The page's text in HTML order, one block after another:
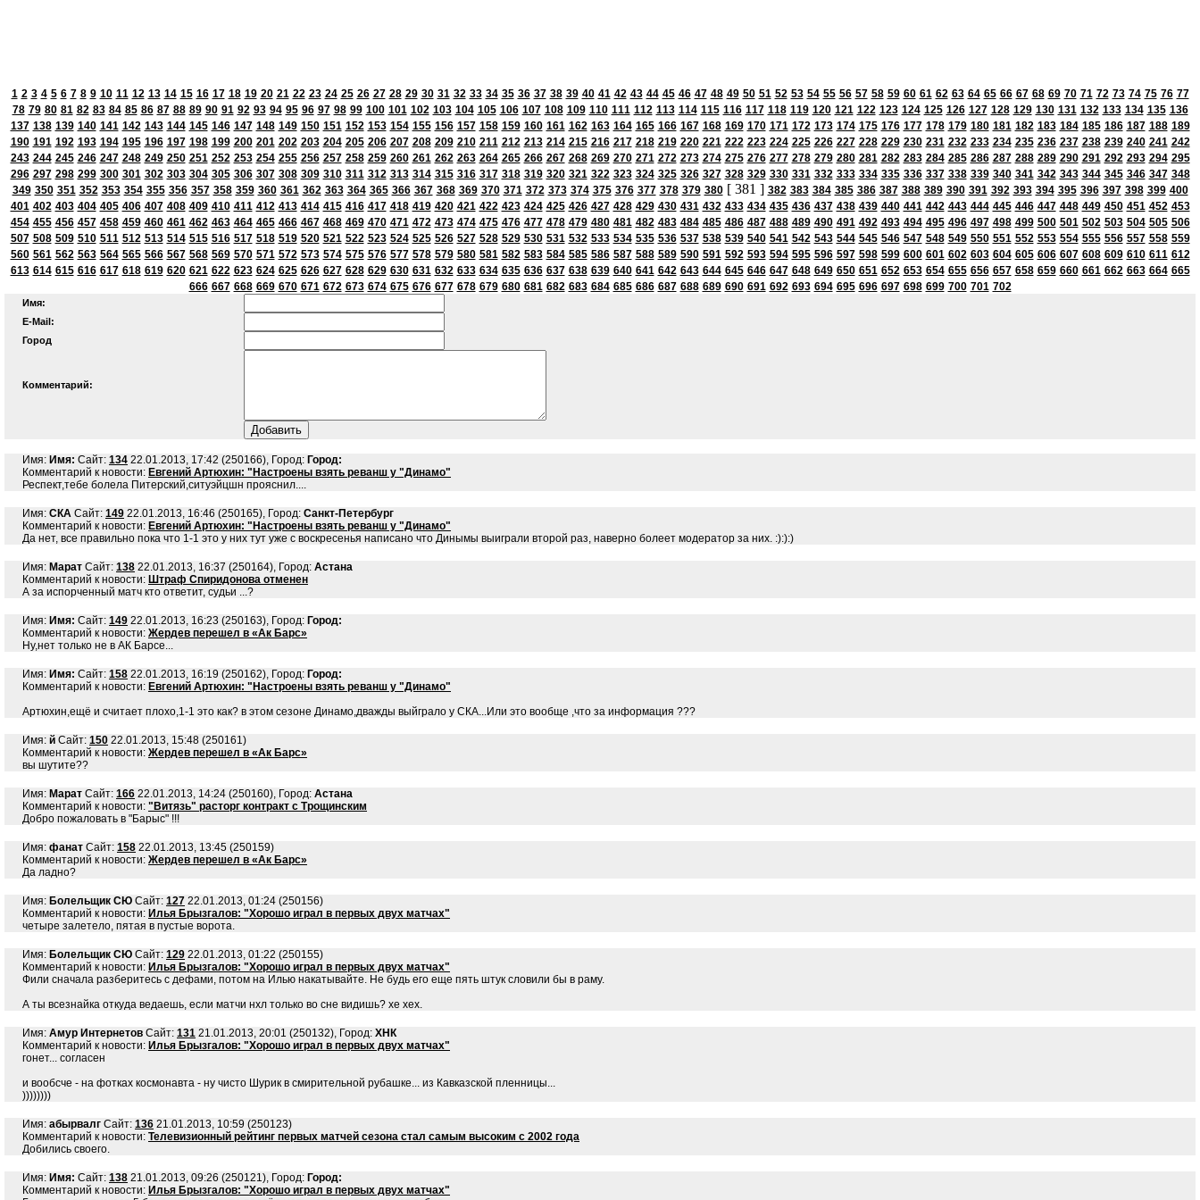
1 2 3 4 5 6 7 8 9 10 11 12 13 14 15 16 17 18 19 20 21 22 23 24 25 26 27 28 29 30 31 32 33 34 35 36 37 38 39 40 41 42 43 44 45 46 47 48 49 50 51 52 53 54 55 56 57 58 59 60 61 62 63 64 65 66 67 68 69 70 71 72 73 74 75 76 77
78 79 80 81 82 83 84 85 86 87 88 89 90 91 92 93 94 95 96 97 98 99 100 101 102 103 104 105 106 107 108 109 110 111 112 113 114 115 116 117 118 119 120 121 122 123 124 125 126 127 128 129 130 131 132 133 134 135 136
137 138 139 140 141 142 143 144 145 146 147 148 149 150 151 152 153 154 155 156 157 158 159 160 161 162 163 164 165 166 167 168 169 170 171 172 173 174 175 176 177 178 179 180 181 182 183 184 185 186 187 188 189
190 191 192 193 194 195 196 197 198 199 200 201 202 203 204 205 206 207 208 209 210 211 212 213 214 215 216 217 218 219 220 221 222 223 224 225 226 227 228 229 230 231 232 233 234 235 236 237 238 239 240 241 242
243 244 245 246 247 248 249 250 251 252 253 254 255 256 257 258 259 260 261 262 263 264 265 266 267 268 269 270 271 272 273 274 275 276 277 278 279 280 281 282 283 284 285 286 287 288 289 290 291 292 293 294 295
296 297 298 299 300 301 302 303 304 305 306 307 308 309 310 311 312 313 314 315 316 317 318 319 320 321 322 323 324 325 326 327 328 329 330 331 332 333 334 335 336 337 338 339 340 341 342 343 344 345 346 347 348
349 350 351 352 353 354 355 356 357 358 359 360 361 362 363 364 365 366 367 368 369 370 371 372 373 374 375 376 377 378 379 380[ 381 ] 382 383 384 385 386 387 388 389 390 391 392 393 394 395 396 397 398 399 400
401 402 403 404 405 406 407 408 409 410 411 412 413 414 415 416 417 418 419 420 421 422 423 424 425 426 427 428 429 430 431 432 433 434 435 436 437 438 439 440 441 442 443 444 445 446 447 448 449 450 451 452 453
454 455 456 457 458 459 460 461 462 463 464 465 466 467 468 469 470 471 472 473 474 475 476 477 478 479 480 481 482 483 484 485 486 487 488 489 490 491 492 493 494 495 496 497 498 499 500 501 502 503 504 505 506
507 508 509 510 511 512 513 514 515 516 517 518 519 520 521 522 523 524 525 526 527 528 529 530 531 532 533 534 535 536 537 538 539 540 541 542 543 544 545 546 547 548 549 550 551 552 553 554 555 556 557 558 559
560 561 562 563 564 565 566 567 568 569 570 571 572 573 574 575 576 577 578 579 580 581 582 583 584 585 586 587 588 589 590 591 592 593 594 595 596 597 598 599 600 601 602 603 604 605 606 607 608 609 610 611 612
613 614 615 616 617 618 619 620 621 622 623 624 625 626 627 628 629 630 631 632 633 634 635 636 637 638 639 640 641 642 643 644 645 646 647 648 649 650 651 652 653 654 655 656 657 658 659 660 661 662 663 664 665
666 667 668 669 670 671 672 673 674 675 676 677 678 679 680 681 682 683 684 685 686 687 688 689 690 691 692 693 694 695 696 697 698 699 700 701 702
Имя:
E-Mail:
Город
Комментарий:
Имя: Имя: Сайт: 134 22.01.2013, 17:42 (250166), Город: Город:
Комментарий к новости: Евгений Артюхин: "Настроены взять реванш у "Динамо"
Респект,тебе болела Питерский,ситуэйцшн прояснил....
Имя: СКА Сайт: 149 22.01.2013, 16:46 (250165), Город: Санкт-Петербург
Комментарий к новости: Евгений Артюхин: "Настроены взять реванш у "Динамо"
Да нет, все правильно пока что 1-1 это у них тут уже с воскресенья написано что Динымы выиграли второй раз, наверно болеет модератор за них. :):):)
Имя: Марат Сайт: 138 22.01.2013, 16:37 (250164), Город: Астана
Комментарий к новости: Штраф Спиридонова отменен
А за испорченный матч кто ответит, судьи ...?
Имя: Имя: Сайт: 149 22.01.2013, 16:23 (250163), Город: Город:
Комментарий к новости: Жердев перешел в «Ак Барс»
Ну,нет только не в АК Барсе...
Имя: Имя: Сайт: 158 22.01.2013, 16:19 (250162), Город: Город:
Комментарий к новости: Евгений Артюхин: "Настроены взять реванш у "Динамо"
Артюхин,ещё и считает плохо,1-1 это как? в этом сезоне Динамо,дважды выйграло у СКА...Или это вообще ,что за информация ???
Имя: й Сайт: 150 22.01.2013, 15:48 (250161)
Комментарий к новости: Жердев перешел в «Ак Барс»
вы шутите??
Имя: Марат Сайт: 166 22.01.2013, 14:24 (250160), Город: Астана
Комментарий к новости: "Витязь" расторг контракт с Трощинским
Добро пожаловать в "Барыс" !!!
Имя: фанат Сайт: 158 22.01.2013, 13:45 (250159)
Комментарий к новости: Жердев перешел в «Ак Барс»
Да ладно?
Имя: Болельщик СЮ Сайт: 127 22.01.2013, 01:24 (250156)
Комментарий к новости: Илья Брызгалов: "Хорошо играл в первых двух матчах"
четыре залетело, пятая в пустые ворота.
Имя: Болельщик СЮ Сайт: 129 22.01.2013, 01:22 (250155)
Комментарий к новости: Илья Брызгалов: "Хорошо играл в первых двух матчах"
Фили сначала разберитесь с дефами, потом на Илью накатывайте. Не будь его еще пять штук словили бы в раму.
А ты всезнайка откуда ведаешь, если матчи нхл только во сне видишь? хе хех.
Имя: Амур Интернетов Сайт: 131 21.01.2013, 20:01 (250132), Город: ХНК
Комментарий к новости: Илья Брызгалов: "Хорошо играл в первых двух матчах"
гонет... согласен
и вообсче - на фотках космонавта - ну чисто Шурик в смирительной рубашке... из Кавказской пленницы...
))))))))
Имя: абырвалг Сайт: 136 21.01.2013, 10:59 (250123)
Комментарий к новости: Телевизионный рейтинг первых матчей сезона стал самым высоким с 2002 года
Добились своего.
Имя: Имя: Сайт: 138 21.01.2013, 09:26 (250121), Город: Город:
Комментарий к новости: Илья Брызгалов: "Хорошо играл в первых двух матчах"